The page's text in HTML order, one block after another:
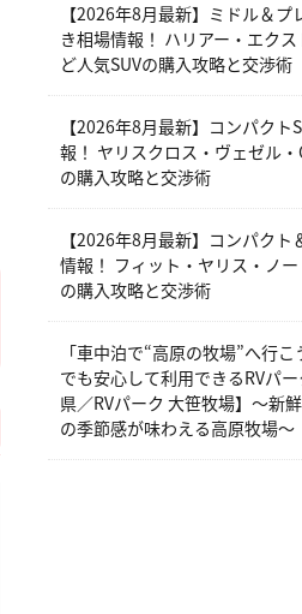
【2026年8月最新】ミドル＆プ
き相場情報！ ハリアー・エク
ど人気SUVの購入攻略と交渉術
【2026年8月最新】コンパクト
報！ ヤリスクロス・ヴェゼル
の購入攻略と交渉術
【2026年8月最新】コンパク
情報！ フィット・ヤリス・ノ
の購入攻略と交渉術
「車中泊で“高原の牧場”へ行
でも安心して利用できるRVパ
県／RVパーク 大笹牧場】～新
の季節感が味わえる高原牧場～